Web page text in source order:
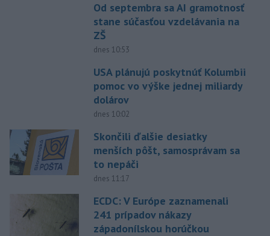
Od septembra sa AI gramotnosť
stane súčasťou vzdelávania na
ZŠ
dnes 10:53
USA plánujú poskytnúť Kolumbii
pomoc vo výške jednej miliardy
dolárov
dnes 10:02
Skončili ďalšie desiatky
menších pôšt, samosprávam sa
to nepáči
dnes 11:17
ECDC: V Európe zaznamenali
241 prípadov nákazy
západonílskou horúčkou